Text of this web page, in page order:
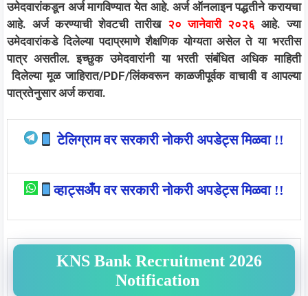
उमेदवारांकडून अर्ज मागविण्यात येत आहे. अर्ज ऑनलाइनपद्धतीने करायचा
आहे. अर्ज करण्याची शेवटची तारीख २० जानेवारी २०२६ आहे. ज्या
उमेदवारांकडे दिलेल्या पदाप्रमाणे शैक्षणिक योग्यता असेल ते या भरतीस
पात्र असतील. इच्छुक उमेदवारांनी या भरती संबंधित अधिक माहिती
दिलेल्या मूळ जाहिरात/PDF/लिंकवरून काळजीपूर्वक वाचावी व आपल्या
पात्रतेनुसार अर्ज करावा.
टेलिग्राम वर सरकारी नोकरी अपडेट्स मिळवा !!
व्हाट्सअँप वर सरकारी नोकरी अपडेट्स मिळवा !!
KNS Bank Recruitment 2026
Notification